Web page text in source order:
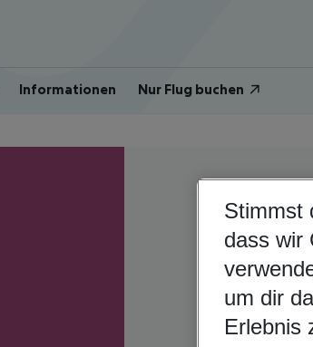
Informationen Nur Flug buchen
Stimmst
dass wir
um dir
Erlebnis